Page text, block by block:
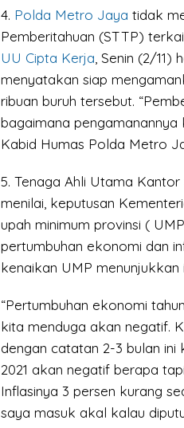
4. Polda Metro Jaya tidak
Pemberitahuan (STTP)
UU Cipta Kerja , Senin (2/
menyatakan siap
ribuan buruh tersebut.
bagaimana pengamanannya
Kabid Humas Polda Metro
5. Tenaga Ahli Utama
menilai, keputusan
upah minimum provinsi (
pertumbuhan ekonomi dan
kenaikan UMP
“Pertumbuhan ekonomi
kita menduga akan negatif.
dengan catatan 2-3 bulan ini
2021 akan negatif berapa
Inflasinya 3 persen kurang
saya masuk akal kalau